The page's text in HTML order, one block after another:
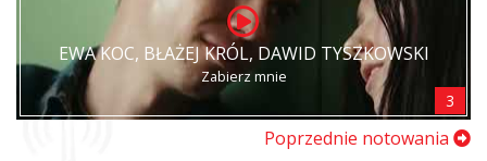
EWA KOC, BŁAŻEJ KRÓL, DAWID TYSZKOWSKI
Zabierz mnie
3
Poprzednie notowania